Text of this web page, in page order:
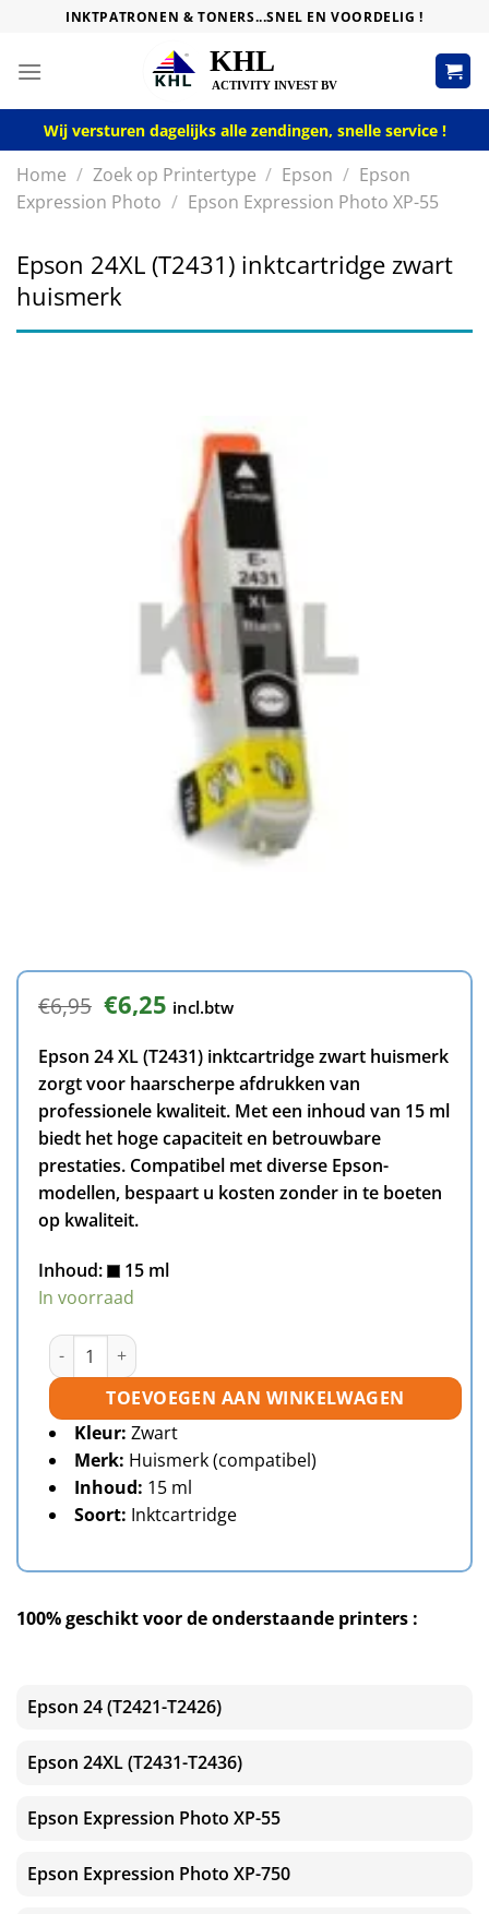
content
INKTPATRONEN & TONERS...SNEL EN VOORDELIG !
Wij versturen dagelijks alle zendingen, snelle service !
Home / Zoek op Printertype / Epson / Epson
Expression Photo / Epson Expression Photo XP-55
Epson 24XL (T2431) inktcartridge zwart
huismerk
€6,95 Oorspronkelijke
prijs
was:
€6,95.
€6,25Huidige
prijs
is:
€6,25.
incl.btw
Epson 24 XL (T2431) inktcartridge zwart huismerk
zorgt voor haarscherpe afdrukken van
professionele kwaliteit. Met een inhoud van 15 ml
biedt het hoge capaciteit en betrouwbare
prestaties. Compatibel met diverse Epson-
modellen, bespaart u kosten zonder in te boeten
op kwaliteit.
Inhoud:
15 ml
In voorraad
Epson 24XL (T2431) inktcartridge zwart huismerk aantal
TOEVOEGEN AAN WINKELWAGEN
Kleur: Zwart
Merk: Huismerk (compatibel)
Inhoud: 15 ml
Soort: Inktcartridge
100% geschikt voor de onderstaande printers :
Epson 24 (T2421-T2426)
Epson 24XL (T2431-T2436)
Epson Expression Photo XP-55
Epson Expression Photo XP-750